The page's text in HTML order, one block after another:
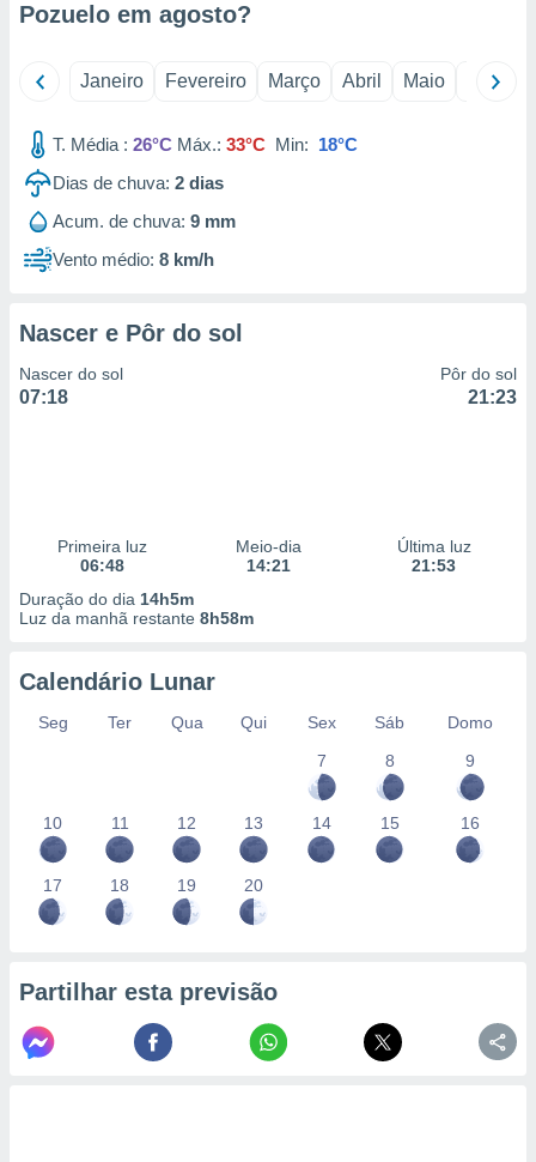
criar
medir
da
de
ou
de
1199
Pozuelo em agosto?
Janeiro Fevereiro Março Abril Maio Junho
T. Média : 26°C Máx.: 33°C Min: 18°C
Dias de chuva: 2 dias
Acum. de chuva: 9 mm
Vento médio: 8 km/h
Nascer e Pôr do sol
Nascer do sol
07:18
Pôr do sol
21:23
Primeira luz
06:48
Meio-dia
14:21
Última luz
21:53
Duração do dia 14h5m
Luz da manhã restante 8h58m
Calendário Lunar
Seg Ter Qua Qui Sex Sáb
Domo
7
8 9
10 11 12 13 14 15 16
17 18 19 20
Partilhar esta previsão